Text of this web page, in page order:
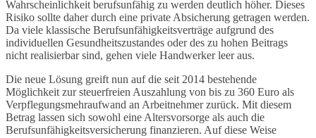
Wahrscheinlichkeit berufsunfähig zu werden deutlich höher. Dieses
Risiko sollte daher durch eine private Absicherung getragen werden.
Da viele klassische Berufsunfähigkeitsverträge aufgrund des
individuellen Gesundheitszustandes oder des zu hohen Beitrags
nicht realisierbar sind, gehen viele Handwerker leer aus.
Die neue Lösung greift nun auf die seit 2014 bestehende
Möglichkeit zur steuerfreien Auszahlung von bis zu 360 Euro als
Verpflegungsmehraufwand an Arbeitnehmer zurück. Mit diesem
Betrag lassen sich sowohl eine Altersvorsorge als auch die
Berufsunfähigkeitsversicherung finanzieren. Auf diese Weise